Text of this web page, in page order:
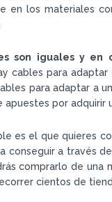
en los materiales
son iguales y en
cables para
para adaptar a
apuestes por
es el que quieres
conseguir a través
comprarlo de
cientos de